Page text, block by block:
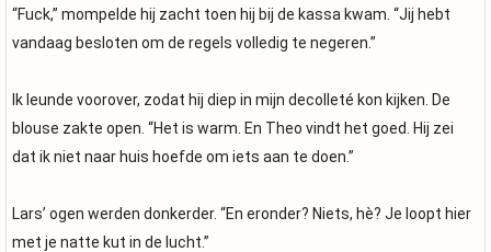
“Fuck,” mompelde hij zacht toen hij bij de kassa kwam. “Jij hebt
vandaag besloten om de regels volledig te negeren.”
Ik leunde voorover, zodat hij diep in mijn decolleté kon kijken. De
blouse zakte open. “Het is warm. En Theo vindt het goed. Hij zei
dat ik niet naar huis hoefde om iets aan te doen.”
Lars’ ogen werden donkerder. “En eronder? Niets, hè? Je loopt hier
met je natte kut in de lucht.”